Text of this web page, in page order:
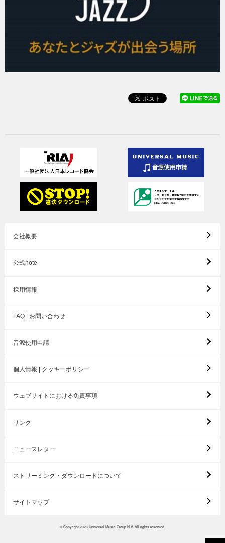
会社概要
公式note
採用情報
FAQ | お問い合わせ
音源使用申請
個人情報 | クッキーポリシー
ウェブサイトにおける免責事項
リンク
ニュースレター
ストリーミング・ダウンロードについて
サイトマップ
© Copyright 2026 Universal Music Group N.V. All rights reserved.